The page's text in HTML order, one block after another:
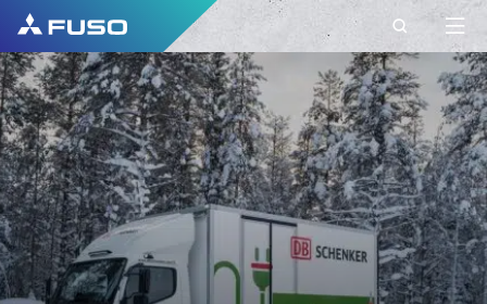
KONTAKT
FUSO EUROPE
KONTAKT
Haben Sie weitere Fragen?
Senden Sie uns Ihre Anfrage über dieses